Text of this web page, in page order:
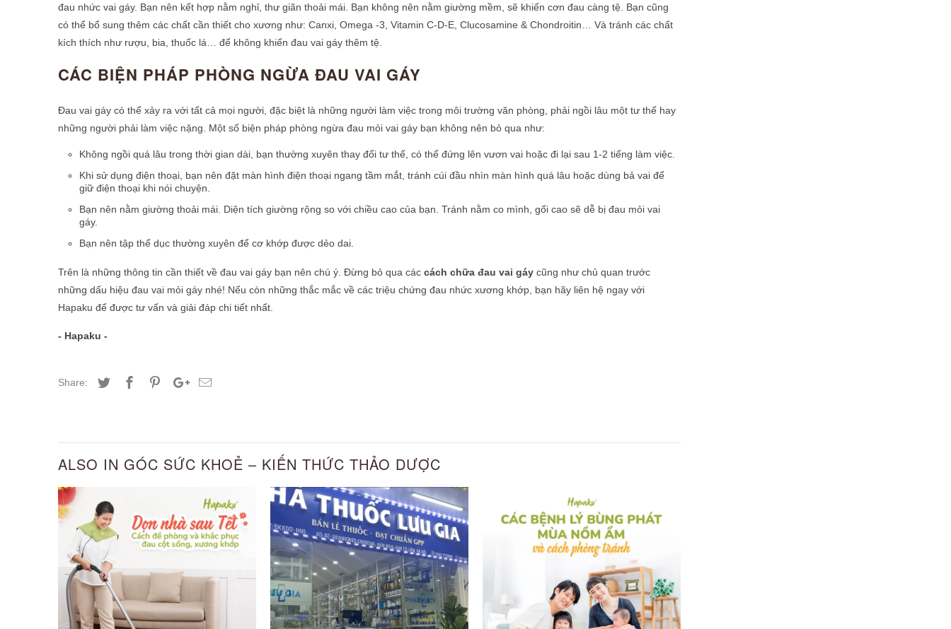
đau nhức vai gáy. Bạn nên kết hợp nằm nghỉ, thư giãn thoải mái. Bạn không nên nằm giường mềm, sẽ khiến cơn đau càng tệ. Bạn cũng
có thể bổ sung thêm các chất cần thiết cho xương như: Canxi, Omega -3, Vitamin C-D-E, Clucosamine & Chondroitin… Và tránh các chất
kích thích như rượu, bia, thuốc lá… để không khiến đau vai gáy thêm tệ.
CÁC BIỆN PHÁP PHÒNG NGỪA ĐAU VAI GÁY
Đau vai gáy có thể xảy ra với tất cả mọi người, đặc biệt là những người làm việc trong môi trường văn phòng, phải ngồi lâu một tư thế hay
những người phải làm việc nặng. Một số biện pháp phòng ngừa đau mỏi vai gáy bạn không nên bỏ qua như:
Không ngồi quá lâu trong thời gian dài, bạn thường xuyên thay đổi tư thế, có thể đứng lên vươn vai hoặc đi lại sau 1-2 tiếng làm việc.
Khi sử dụng điện thoại, bạn nên đặt màn hình điện thoại ngang tầm mắt, tránh cúi đầu nhìn màn hình quá lâu hoặc dùng bả vai để
giữ điện thoại khi nói chuyện.
Bạn nên nằm giường thoải mái. Diện tích giường rộng so với chiều cao của bạn. Tránh nằm co mình, gối cao sẽ dễ bị đau mỏi vai
gáy.
Bạn nên tập thể dục thường xuyên để cơ khớp được dẻo dai.
Trên là những thông tin cần thiết về đau vai gáy bạn nên chú ý. Đừng bỏ qua các cách chữa đau vai gáy cũng như chủ quan trước
những dấu hiệu đau vai mỏi gáy nhé! Nếu còn những thắc mắc về các triệu chứng đau nhức xương khớp, bạn hãy liên hệ ngay với
Hapaku để được tư vấn và giải đáp chi tiết nhất.
- Hapaku -
Share:
ALSO IN GÓC SỨC KHOẺ – KIẾN THỨC THẢO DƯỢC